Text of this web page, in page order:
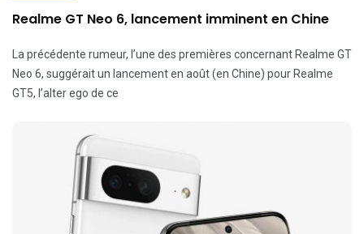
Realme GT Neo 6, lancement imminent en Chine
La précédente rumeur, l’une des premières concernant Realme GT
Neo 6, suggérait un lancement en août (en Chine) pour Realme
GT5, l’alter ego de ce